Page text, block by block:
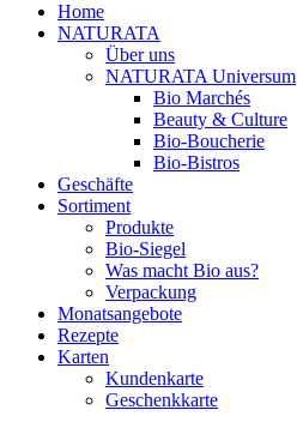
Home
NATURATA
Über uns
NATURATA Universum
Bio Marchés
Beauty & Culture
Bio-Boucherie
Bio-Bistros
Geschäfte
Sortiment
Produkte
Bio-Siegel
Was macht Bio aus?
Verpackung
Monatsangebote
Rezepte
Karten
Kundenkarte
Geschenkkarte